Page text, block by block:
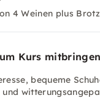
4 Weinen plus
Kurs
bequeme